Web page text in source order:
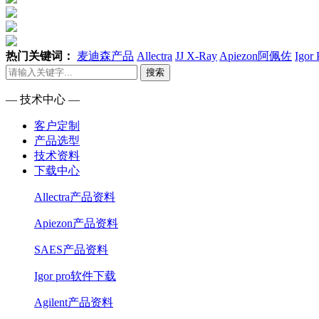
热门关键词： 麦迪森产品 Allectra JJ X-Ray Apiezon阿佩佐 Igor
搜索
— 技术中心 —
客户定制
产品选型
技术资料
下载中心
Allectra产品资料
Apiezon产品资料
SAES产品资料
Igor pro软件下载
Agilent产品资料